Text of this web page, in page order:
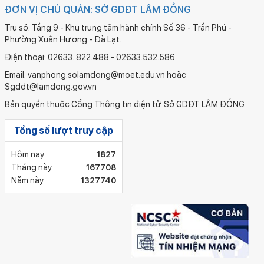
ĐƠN VỊ CHỦ QUẢN: SỞ GDĐT LÂM ĐỒNG
Trụ sở: Tầng 9 - Khu trung tâm hành chính Số 36 - Trần Phú -
Phường Xuân Hương - Đà Lạt.
Điện thoại: 02633. 822.488 - 02633.532.586
Email: vanphong.solamdong@moet.edu.vn hoặc
Sgddt@lamdong.gov.vn
Bản quyền thuộc Cổng Thông tin điện tử Sở GDĐT LÂM ĐỒNG
Tổng số lượt truy cập
Hôm nay
1827
Tháng này
167708
Năm này
1327740